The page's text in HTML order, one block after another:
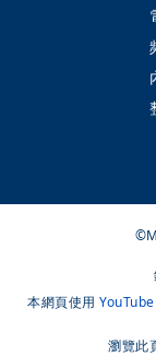
本網頁使用
瀏覽此